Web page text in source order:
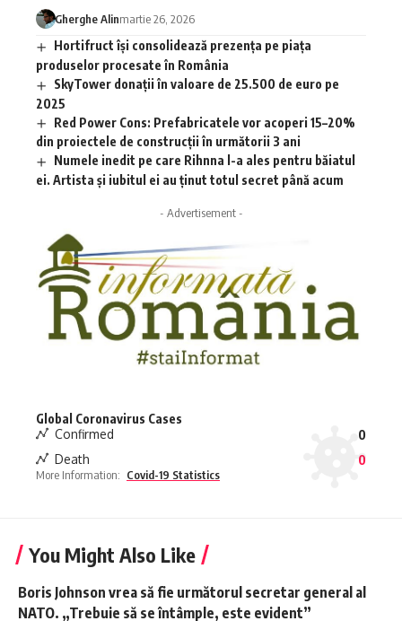
Gherghe Alinmartie 26, 2026
Hortifruct își consolidează prezența pe piața
produselor procesate în România
SkyTower donații în valoare de 25.500 de euro pe
2025
Red Power Cons: Prefabricatele vor acoperi 15–20%
din proiectele de construcții în următorii 3 ani
Numele inedit pe care Rihnna l-a ales pentru băiatul
ei. Artista și iubitul ei au ținut totul secret până acum
- Advertisement -
Global Coronavirus Cases
Confirmed
0
Death
0
More Information: Covid-19 Statistics
You Might Also Like
Boris Johnson vrea să fie următorul secretar general al
NATO. „Trebuie să se întâmple, este evident”